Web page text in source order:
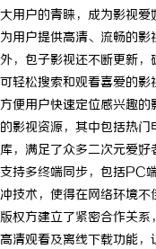
用户的青睐，成为影视爱
用户提供高清、流畅的
，包子影视还不断更新，
轻松搜索和观看喜爱的
便用户快速定位感兴趣的
影视资源，其中包括热
，满足了众多二次元爱好
持多终端同步，包括PC
技术，使得在网络环境不
权方建立了紧密合作关
清观看及离线下载功能，